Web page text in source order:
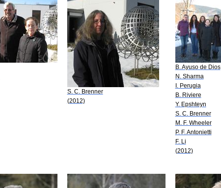
S. C. Brenner
(2012)
B. Ayuso de Dios
N. Sharma
I. Perugia
B. Riviere
Y. Epshteyn
S. C. Brenner
M. F. Wheeler
P. F. Antonietti
F. Li
(2012)